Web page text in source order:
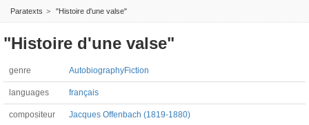
Paratexts "Histoire d'une valse"
"Histoire d'une valse"
genre AutobiographyFiction
languages français
compositeur Jacques Offenbach (1819-1880)